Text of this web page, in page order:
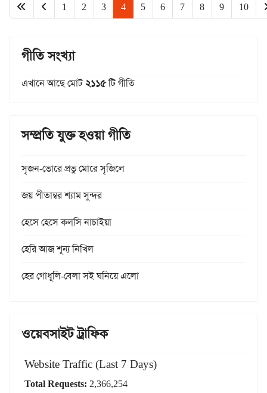
1 2 3 4 5 6 7 8 9 10
গীতি সংখ্যা
এখানে আছে মোট২১১৫টি গীতি
সম্প্রতি যুক্ত হওয়া গীতি
সৃজন-ভোরে প্রভু মোরে সৃজিলে
জয় পীতাম্বর শ্যাম সুন্দর
হেসে হেসে কল্‌সি নাচাইয়া
হেরি আজ শূন্য নিখিল
হের গোধূলি-বেলা সই ঘনিয়ে এলো
ওয়েবসাইট ট্রাফিক
Website Traffic (Last 7 Days)
Total Requests: 2,366,254